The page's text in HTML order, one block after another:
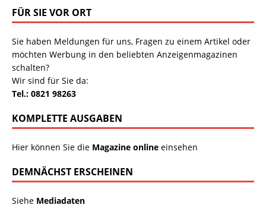
FÜR SIE VOR ORT
Sie haben Meldungen für uns, Fragen zu einem Artikel oder
möchten Werbung in den beliebten Anzeigenmagazinen
schalten?
Wir sind für Sie da:
Tel.: 0821 98263
KOMPLETTE AUSGABEN
Hier können Sie die Magazine online einsehen
DEMNÄCHST ERSCHEINEN
Siehe Mediadaten